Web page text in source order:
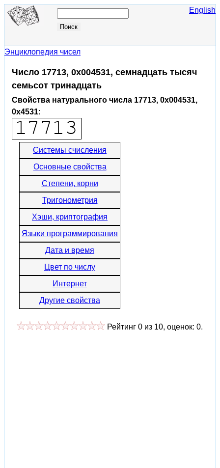
English
Энциклопедия чисел
Число 17713, 0x004531, семнадцать тысяч
семьсот тринадцать
Свойства натурального числа 17713, 0x004531,
0x4531:
Системы счисления
Основные свойства
Степени, корни
Тригонометрия
Хэши, криптография
Языки программирования
Дата и время
Цвет по числу
Интернет
Другие свойства
Рейтинг 0 из 10, оценок: 0.